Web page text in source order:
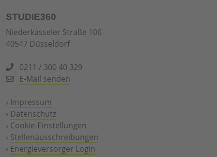
STUDIE360
Niederkasseler Straße 106
40547 Düsseldorf
0211 / 300 40 329
E-Mail senden
› Impressum
› Datenschutz
› Cookie-Einstellungen
› Stellenausschreibungen
› Energieversorger Login